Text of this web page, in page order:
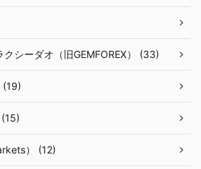
シーダオ（旧GEMFOREX） (33)
(19)
） (12)